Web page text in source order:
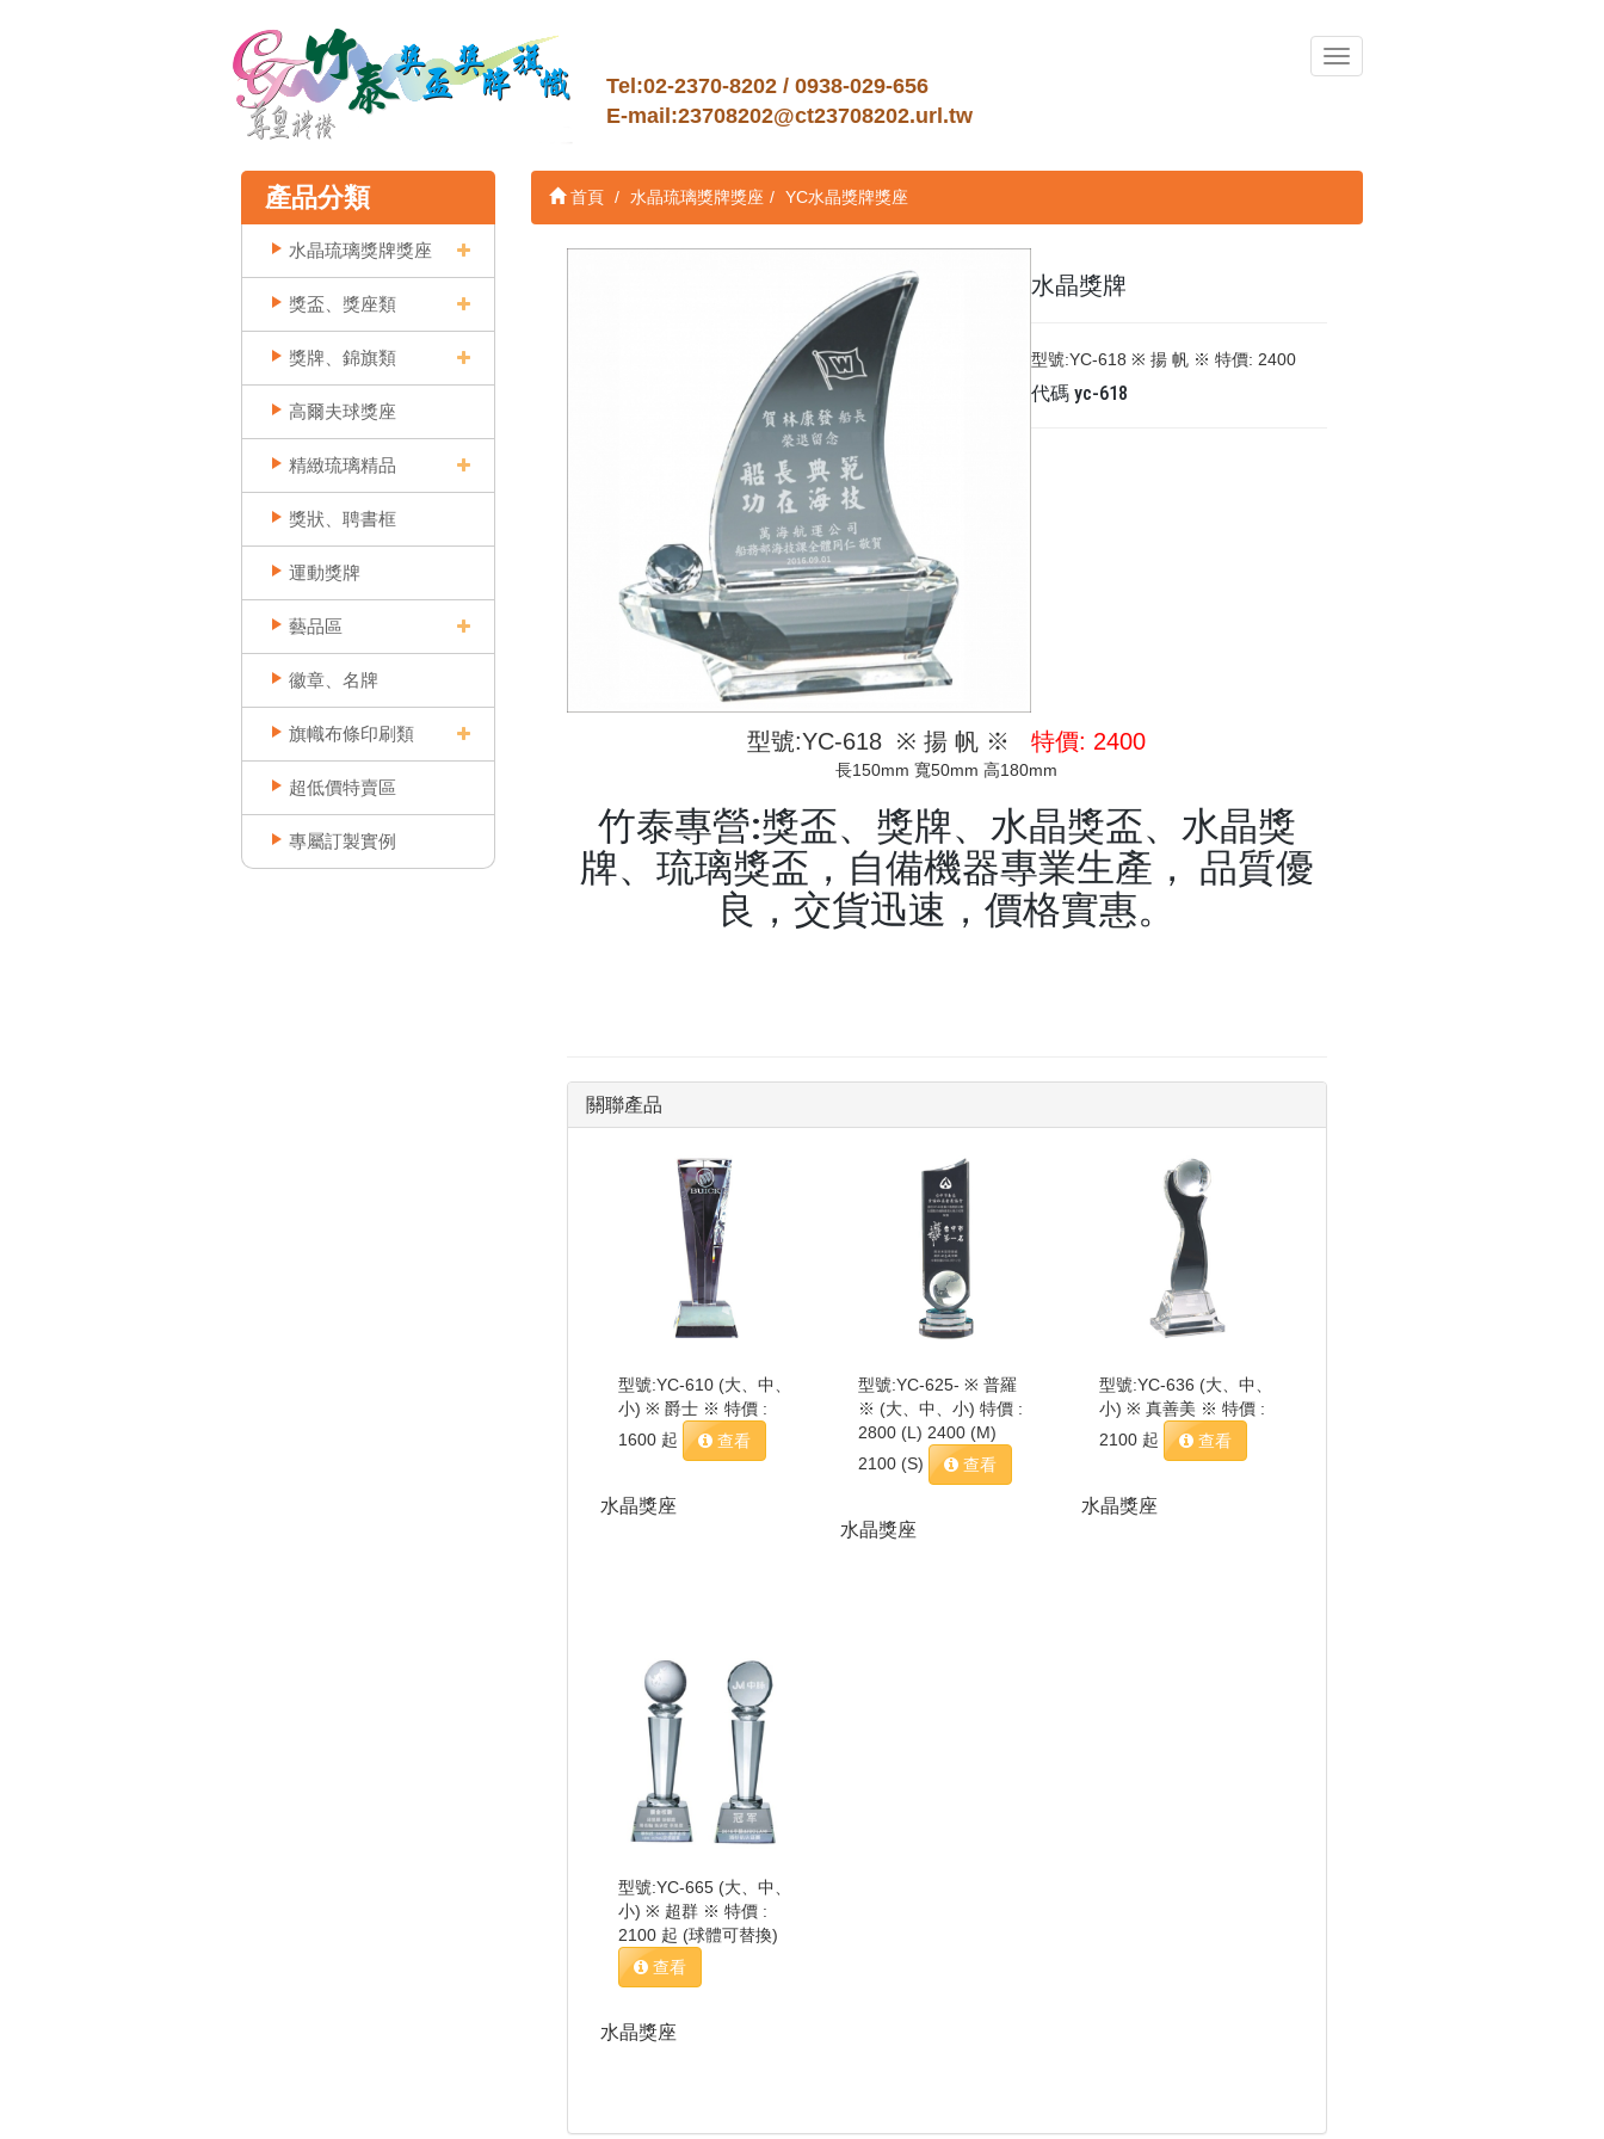
導
覽
Tel:02-2370-8202 / 0938-029-656
E-mail:23708202@ct23708202.url.tw
產品分類
水晶琉璃獎牌獎座
獎盃、獎座類
獎牌、錦旗類
高爾夫球獎座
精緻琉璃精品
獎狀、聘書框
運動獎牌
藝品區
徽章、名牌
旗幟布條印刷類
超低價特賣區
專屬訂製實例
首頁 水晶琉璃獎牌獎座 YC水晶獎牌獎座
水晶獎牌
型號:YC-618 ※ 揚 帆 ※ 特價: 2400
代碼 yc-618
型號:YC-618 ※ 揚 帆 ※特價: 2400
長150mm 寬50mm 高180mm
竹泰專營:獎盃、獎牌、水晶獎盃、水晶獎
牌、琉璃獎盃，自備機器專業生產， 品質優
良，交貨迅速，價格實惠。
關聯產品
型號:YC-610 (大、中、
小) ※ 爵士 ※ 特價 :
1600 起
查看
水晶獎座
型號:YC-625- ※ 普羅
※ (大、中、小) 特價 :
2800 (L) 2400 (M)
2100 (S)
查看
水晶獎座
型號:YC-636 (大、中、
小) ※ 真善美 ※ 特價 :
2100 起
查看
水晶獎座
型號:YC-665 (大、中、
小) ※ 超群 ※ 特價 :
2100 起 (球體可替換)
查看
水晶獎座